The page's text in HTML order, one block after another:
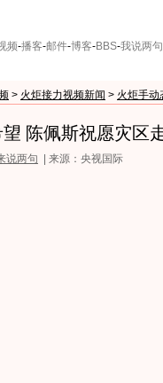
频-播客-邮件-博客-BBS-我说两句
> 火炬接力视频新闻 > 火炬手动
陈佩斯祝愿灾区
说两句
| 来源：央视国际